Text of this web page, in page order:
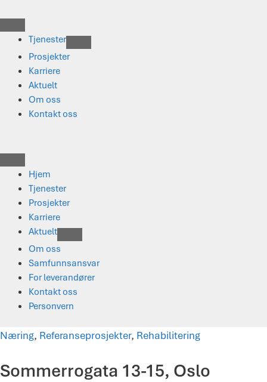
til
innholdTjenester
Prosjekter
Karriere
Aktuelt
Om oss
Kontakt oss
Hjem
Tjenester
Prosjekter
Karriere
Aktuelt
Om oss
Samfunnsansvar
For leverandører
Kontakt oss
Personvern
Næring, Referanseprosjekter, Rehabilitering
Sommerrogata 13-15, Oslo